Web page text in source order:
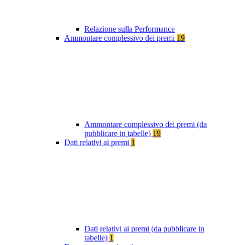
Relazione sulla Performance
Ammontare complessivo dei premi 19
Ammontare complessivo dei premi (da
pubblicare in tabelle) 19
Dati relativi ai premi 1
Dati relativi ai premi (da pubblicare in
tabelle) 1